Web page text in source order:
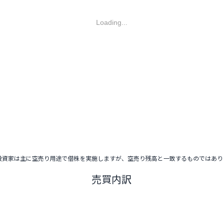
Loading...
家は主に空売り用途で借株を実施しますが、空売り残高と一致するものではあ
売買内訳